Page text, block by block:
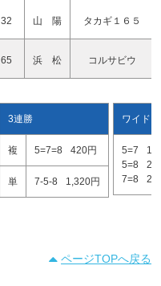
32 山 陽 タカギ１６５
65 浜 松 コルサビウ
3連勝
複 5=7=8 420円
単 7-5-8 1,320円
ワイド
5=7
5=8
7=8
ページTOPへ戻る